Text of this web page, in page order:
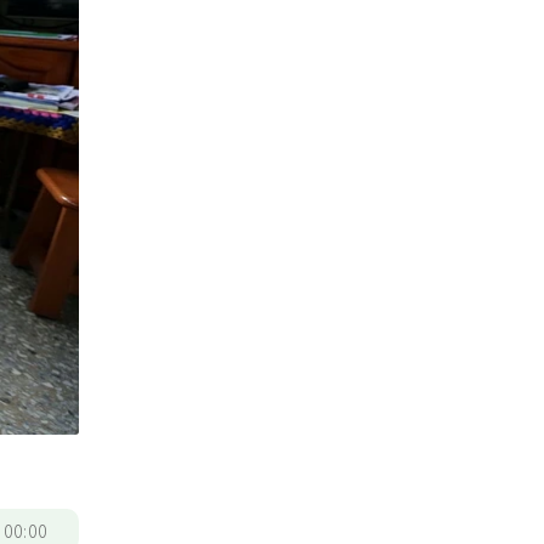
00:00